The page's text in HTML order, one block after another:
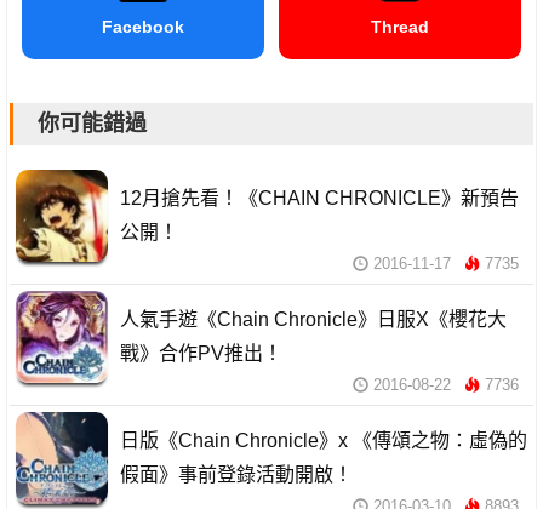
Facebook Thread
你可能錯過
12月搶先看！《CHAIN CHRONICLE》新預告
公開！
2016-11-17 7735
人氣手遊《Chain Chronicle》日服X《櫻花大
戰》合作PV推出！
2016-08-22 7736
日版《Chain Chronicle》x 《傳頌之物：虛偽的
假面》事前登錄活動開啟！